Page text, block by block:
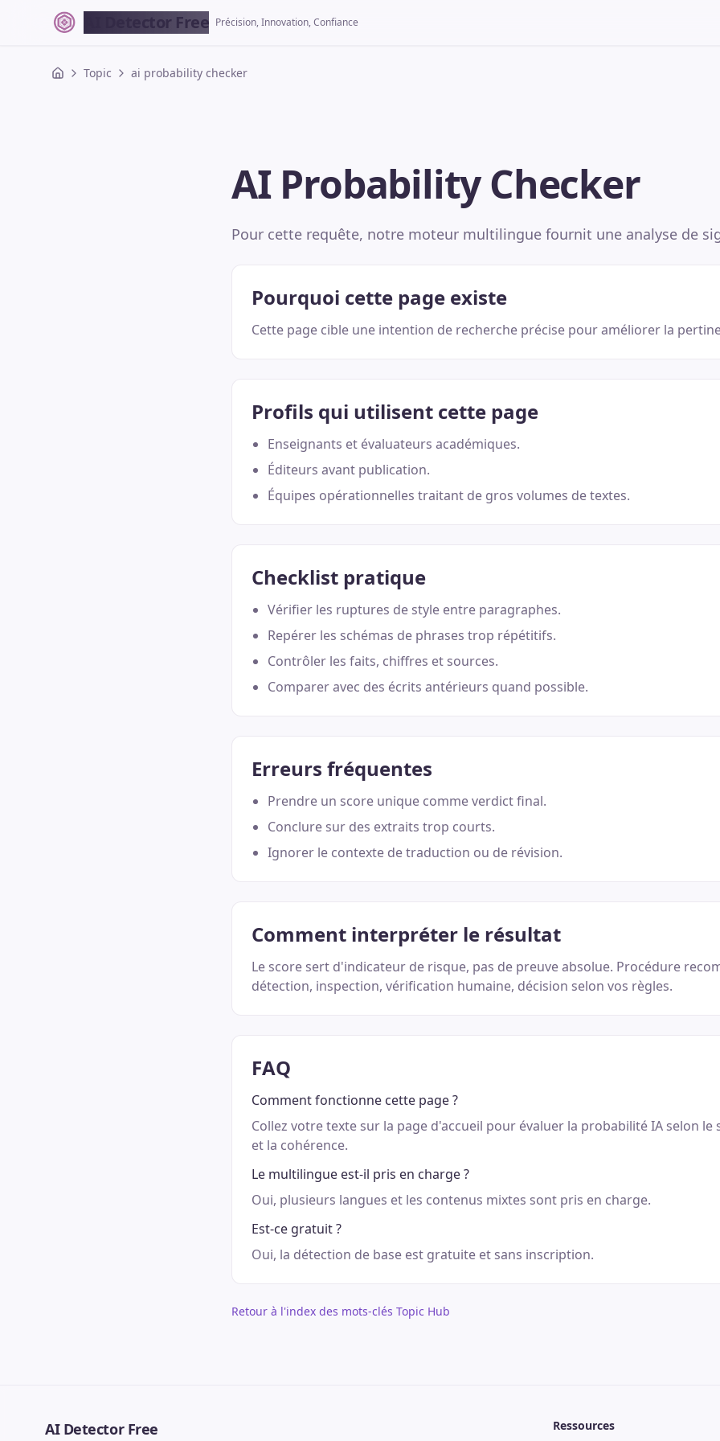
AI Detector Free Précision, Innovation, Confiance
Topic ai probability checker
AI Probability Checker
Pour cette requête, notre moteur multilingue fournit une analyse de
Pourquoi cette page existe
Cette page cible une intention de recherche précise pour améliorer la
Profils qui utilisent cette page
Enseignants et évaluateurs académiques.
Éditeurs avant publication.
Équipes opérationnelles traitant de gros volumes de textes.
Checklist pratique
Vérifier les ruptures de style entre paragraphes.
Repérer les schémas de phrases trop répétitifs.
Contrôler les faits, chiffres et sources.
Comparer avec des écrits antérieurs quand possible.
Erreurs fréquentes
Prendre un score unique comme verdict final.
Conclure sur des extraits trop courts.
Ignorer le contexte de traduction ou de révision.
Comment interpréter le résultat
Le score sert d'indicateur de risque, pas de preuve absolue. Procédure
détection, inspection, vérification humaine, décision selon vos règles.
FAQ
Comment fonctionne cette page ?
Collez votre texte sur la page d'accueil pour évaluer la probabilité IA selon le
et la cohérence.
Le multilingue est-il pris en charge ?
Oui, plusieurs langues et les contenus mixtes sont pris en charge.
Est-ce gratuit ?
Oui, la détection de base est gratuite et sans inscription.
Retour à l'index des mots-clés Topic Hub
AI Detector Free Ressources